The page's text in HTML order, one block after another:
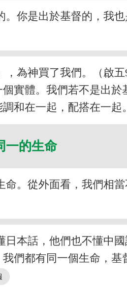
你是出於基督的，我
為神買了我們。（啟
實體。我們若不是出
和在一起，配搭在一起。
一的生命
。從外面看，我們相
本話，他們也不懂中
們都有同一個生命，